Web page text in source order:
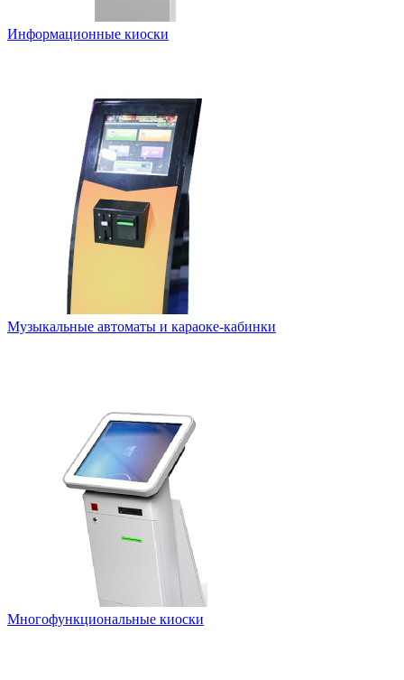
Информационные киоски
Музыкальные автоматы и караоке-кабинки
Многофункциональные киоски